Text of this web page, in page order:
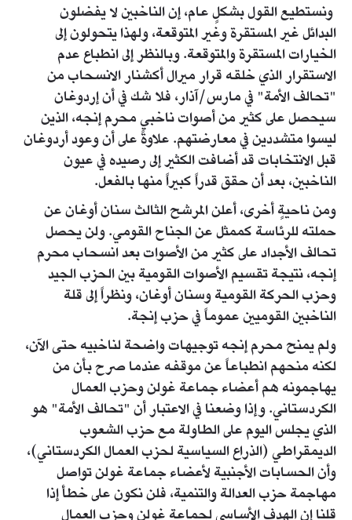
ونستطيع القول بشكلٍ عام، إن الناخبين لا يفضلون
البدائل غير المستقرة وغير المتوقعة، ولهذا يتحولون إلى
الخيارات المستقرة والمتوقعة. وبالنظر إلى انطباع عدم
الاستقرار الذي خلقه قرار ميرال أكشنار الانسحاب من
"تحالف الأمة" في مارس/آذار، فلا شك في أن إردوغان
سيحصل على كثير من أصوات ناخبي محرم إنجه، الذين
ليسوا متشددين في معارضتهم. علاوةً على أن وعود أردوغان
قبل الانتخابات قد أضافت الكثير إلى رصيده في عيون
الناخبين، بعد أن حقق قدراً كبيراً منها بالفعل.
ومن ناحيةٍ أخرى، أعلن المرشح الثالث سنان أوغان عن
حملته للرئاسة كممثل عن الجناح القومي. ولن يحصل
تحالف الأجداد على كثير من الأصوات بعد انسحاب محرم
إنجه، نتيجة تقسيم الأصوات القومية بين الحزب الجيد
وحزب الحركة القومية وسنان أوغان، ونظراً إلى قلة
الناخبين القوميين عموماً في حزب إنجة.
ولم يمنح محرم إنجه توجيهات واضحة لناخبيه حتى الآن،
لكنه منحهم انطباعاً عن موقفه عندما صرح بأن من
يهاجمونه هم أعضاء جماعة غولن وحزب العمال
الكردستاني. وإذا وضعنا في الاعتبار أن "تحالف الأمة" هو
الذي يجلس اليوم على الطاولة مع حزب الشعوب
الديمقراطي (الذراع السياسية لحزب العمال الكردستاني)،
وأن الحسابات الأجنبية لأعضاء جماعة غولن تواصل
مهاجمة حزب العدالة والتنمية، فلن نكون على خطأ إذا